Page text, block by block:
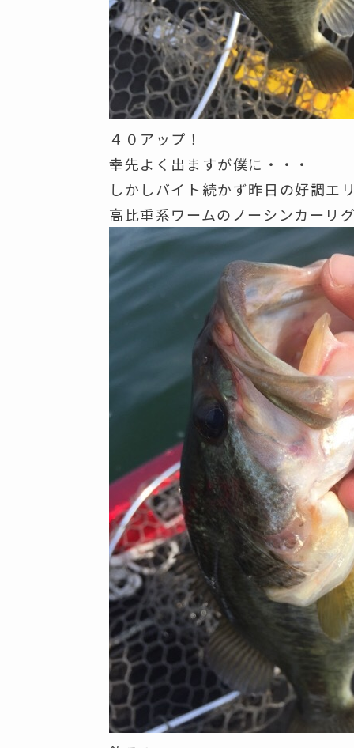
４０アップ！
幸先よく出ますが僕に・・・
しかしバイト続かず昨日の好調エ
高比重系ワームのノーシンカーリ